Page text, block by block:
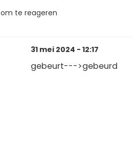
om te reageren
31 mei 2024 - 12:17
gebeurt--->gebeurd